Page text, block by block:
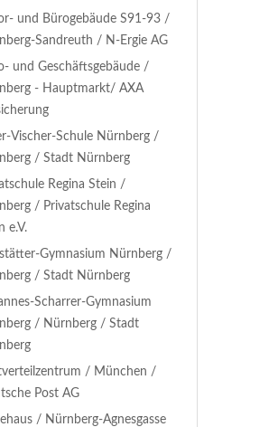
und Bürogebäude S91-93 /
Sandreuth / N-Ergie AG
und Geschäftsgebäude /
- Hauptmarkt/ AXA
Vischer-Schule Nürnberg /
/ Stadt Nürnberg
Regina Stein /
/ Privatschule Regina
e.V.
Gymnasium Nürnberg /
/ Stadt Nürnberg
Scharrer-Gymnasium
/ Nürnberg / Stadt
/ München /
Post AG
/ Nürnberg-Agnesgasse